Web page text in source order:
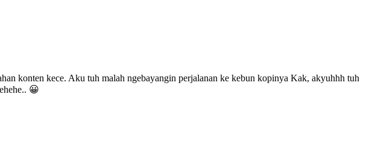
konten kece. Aku tuh malah ngebayangin perjalanan ke kebun kopinya Kak, akyuhhh tuh
😀